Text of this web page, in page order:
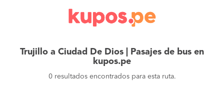
Trujillo a Ciudad De Dios | Pasajes de bus en
kupos.pe
0 resultados encontrados para esta ruta.